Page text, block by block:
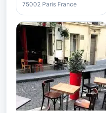
75002 Paris France